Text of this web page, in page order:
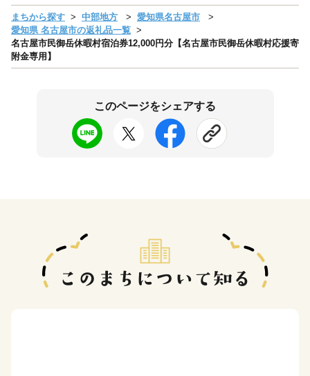
まちから探す 中部地方
愛知県名古屋市
愛知県 名古屋市の返礼品一覧
名古屋市民御岳休暇村宿泊券12,000円分【名古屋市民御岳休暇村応援寄
附金専用】
このページをシェアする